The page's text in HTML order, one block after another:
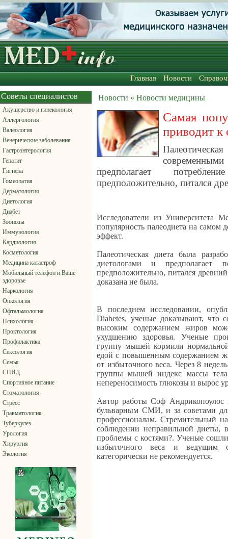
Главная Новости
Советы специалистов
Акушерство и гинекология
Аллергология
Валеология
Венерические заболевания
Гастроэнтерология
Гепатит
Гигиена
Гомеопатия
Дерматология
Диетология
Диабет
Зоонозы
Иммунология
Кардиология
Косметология
Медицина катастроф
Мобильный телефон и Ваше
здоровье
Наркология
Онкология
Офтальмология
Психология
Проктология
Профилактика
Сексология
Семья
СПИД
Спортивное питание
Стоматология
Стресс
Травматология
Туберкулез
Урология
Хирургия
Экология
Новости » Новости медицины
Самая
приводит
современными
предполагает
предположительно, питался
Исследователи из Университета
популярность палеодиета на
эффект.
Палеотическая диета была
диетологами и предполагает
предположительно, питался
доказана не была.
В последнем исследовании,
Diabetes, ученые доказывают, что
высоким содержанием жиров
ухудшению здоровья. Ученые
группу мышей кормили
едой с повышенным содержанием
от избыточного веса. Через 8
группы мышей индекс массы
непереносимость глюкозы и вырос
Автор работы Соф Андрикопоулос
бульварным СМИ, и за советами
профессионалам. Стремительный
соблюдении неправильной диеты,
проблемы с костями?. Ученые
избыточного веса и ведущим
категорически не рекомендуется.